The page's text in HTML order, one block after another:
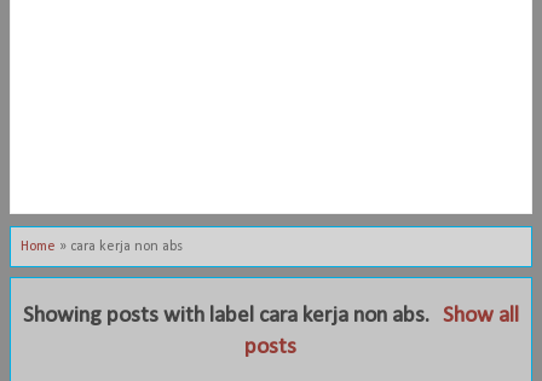
Home » cara kerja non abs
Showing posts with label cara kerja non abs. Show all
posts